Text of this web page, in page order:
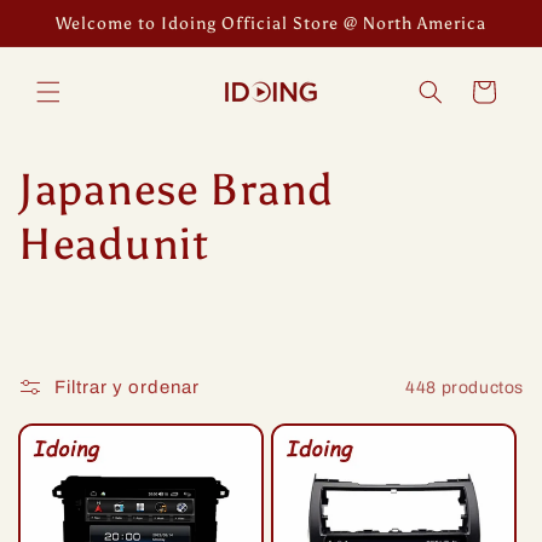
directamente
al contenido
Welcome to Idoing Official Store @ North America
Carrito
C
o
c
c
Japanese Brand
Headunit
Filtrar y ordenar 448 productos